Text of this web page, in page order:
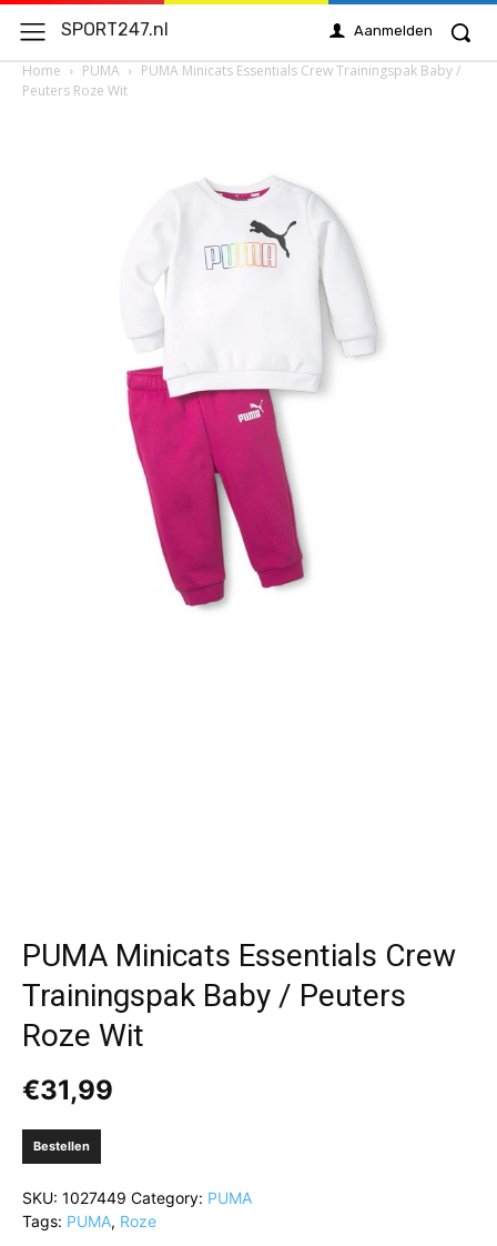
SPORT247.nl Aanmelden
Home PUMA
PUMA Minicats Essentials Crew Trainingspak Baby /
Peuters Roze Wit
PUMA Minicats Essentials Crew
Trainingspak Baby / Peuters
Roze Wit
€31,99
Bestellen
SKU: 1027449 Category: PUMA
Tags: PUMA, Roze